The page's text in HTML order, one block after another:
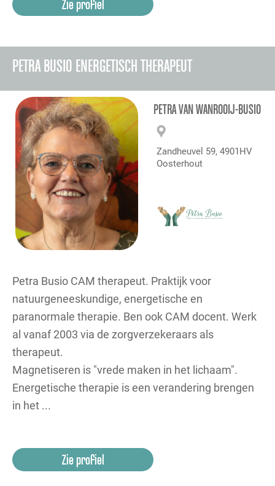
Zie profiel
PETRA BUSIO ENERGETISCH THERAPEUT
PETRA VAN WANROOIJ-BUSIO
Zandheuvel 59, 4901HV
Oosterhout
Petra Busio CAM therapeut. Praktijk voor
natuurgeneeskundige, energetische en
paranormale therapie. Ben ook CAM docent. Werk
al vanaf 2003 via de zorgverzekeraars als
therapeut.
Magnetiseren is "vrede maken in het lichaam".
Energetische therapie is een verandering brengen
in het ...
Zie profiel